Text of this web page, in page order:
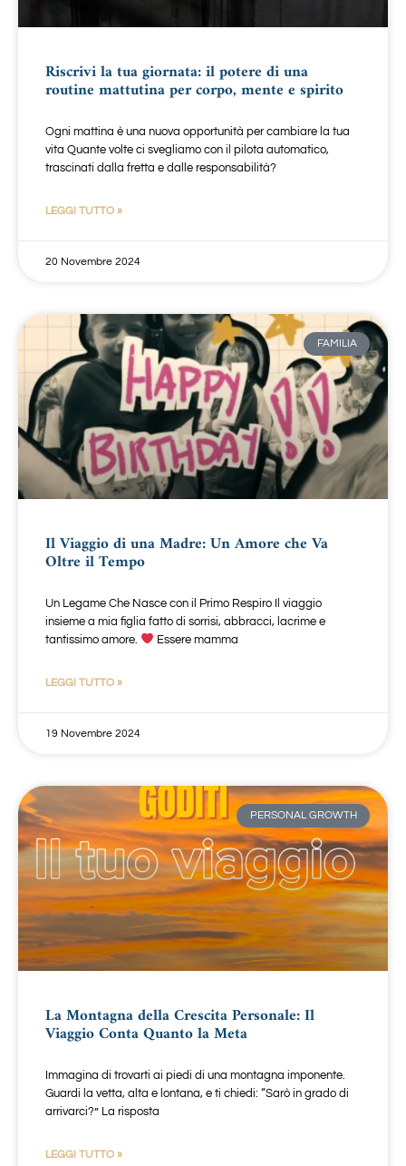
Riscrivi la tua giornata: il potere di una
routine mattutina per corpo, mente e spirito
Ogni mattina è una nuova opportunità per cambiare la tua
vita Quante volte ci svegliamo con il pilota automatico,
trascinati dalla fretta e dalle responsabilità?
LEGGI TUTTO »
20 Novembre 2024
FAMILIA
Il Viaggio di una Madre: Un Amore che Va
Oltre il Tempo
Un Legame Che Nasce con il Primo Respiro Il viaggio
insieme a mia figlia fatto di sorrisi, abbracci, lacrime e
tantissimo amore.
Essere mamma
LEGGI TUTTO »
19 Novembre 2024
PERSONAL GROWTH
La Montagna della Crescita Personale: Il
Viaggio Conta Quanto la Meta
Immagina di trovarti ai piedi di una montagna imponente.
Guardi la vetta, alta e lontana, e ti chiedi: “Sarò in grado di
arrivarci?” La risposta
LEGGI TUTTO »